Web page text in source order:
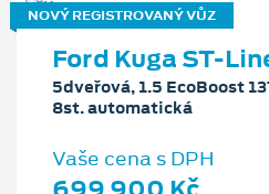
NOVÝ REGISTROVANÝ VŮZ
Ford Kuga ST-
5dveřová, 1.5 EcoBoost
8st. automatická
Vaše cena s DPH